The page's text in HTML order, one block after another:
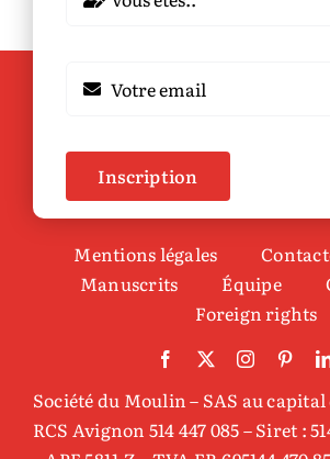
Inscription
Mentions légales
Manuscrits
Équipe
Foreign rights
Société du Moulin – SAS au capital
RCS Avignon 514 447 085 – Siret :